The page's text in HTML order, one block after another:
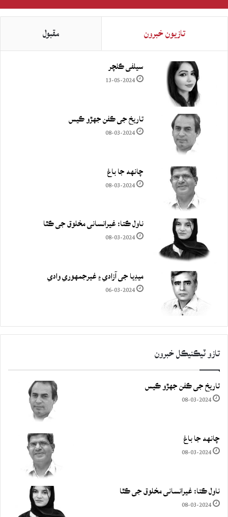
تازيون خبرون مقبول
سيلفي ڪلچر
13-05-2024
تاريخ جي ڪفن جھڙو ڪيس
08-03-2024
چانهه جا باغ
08-03-2024
ناول ڪتا: غيرانساني مخلوق جي ڪٿا
08-03-2024
ميڊيا جي آزادي ۽ غيرجمھوري وادي
06-03-2024
تازو ٽيڪنيڪل خبرون
تاريخ جي ڪفن جھڙو ڪيس
08-03-2024
چانهه جا باغ
08-03-2024
ناول ڪتا: غيرانساني مخلوق جي ڪٿا
08-03-2024